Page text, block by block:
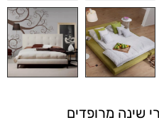
שינה מרופדים